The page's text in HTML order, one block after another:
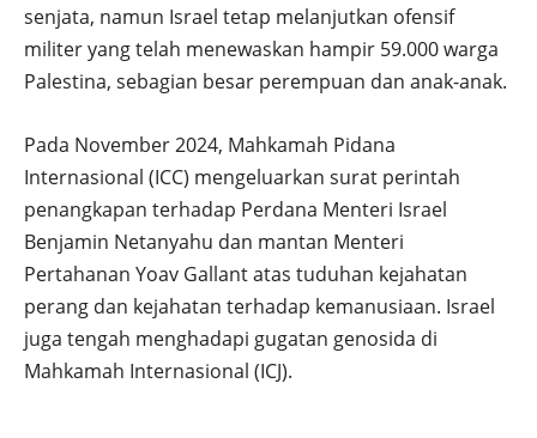
senjata, namun Israel tetap melanjutkan ofensif
militer yang telah menewaskan hampir 59.000 warga
Palestina, sebagian besar perempuan dan anak-anak.
Pada November 2024, Mahkamah Pidana
Internasional (ICC) mengeluarkan surat perintah
penangkapan terhadap Perdana Menteri Israel
Benjamin Netanyahu dan mantan Menteri
Pertahanan Yoav Gallant atas tuduhan kejahatan
perang dan kejahatan terhadap kemanusiaan. Israel
juga tengah menghadapi gugatan genosida di
Mahkamah Internasional (ICJ).